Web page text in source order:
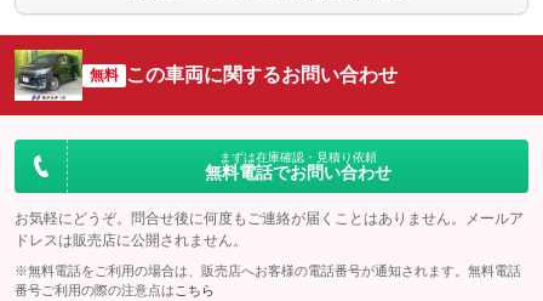
：装備なし ：装備なし
サイドカメラ
：装備なし ルーフレール
：装備なし
：装備なし
：装備なし
無料 この車両に関するお問い合わせ
まずは在庫確認・見積り依頼
無料電話でお問い合わせ
お気軽にどうぞ。問合せ後に何度もご連絡が届くことはありません。メールア
ドレスは販売店に公開されません。
※無料電話をご利用の場合は、販売店へお客様の電話番号が通知されます。無料電話
番号ご利用の際の注意点は こちら